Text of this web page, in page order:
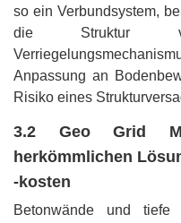
so ein Verbundsystem,
die Struktur
Anpassung an
Risiko eines
3.2 Geo Grid
herkömmlichen
-kosten
Betonwände und tiefe